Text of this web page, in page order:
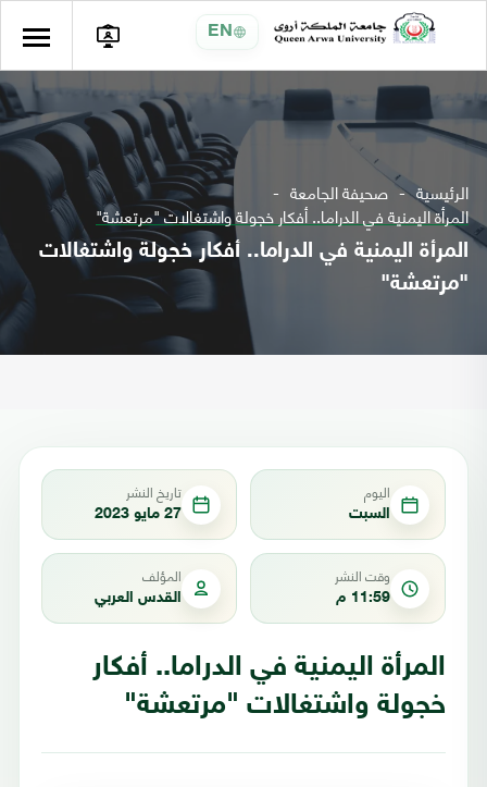
EN
الرئيسية صحيفة الجامعة
المرأة اليمنية في الدراما.. أفكار خجولة واشتغالات "مرتعشة"
المرأة اليمنية في الدراما.. أفكار خجولة واشتغالات
"مرتعشة"
اليوم
السبت
تاريخ النشر
27 مايو 2023
وقت النشر
11:59 م
المؤلف
القدس العربي
المرأة اليمنية في الدراما.. أفكار
خجولة واشتغالات "مرتعشة"